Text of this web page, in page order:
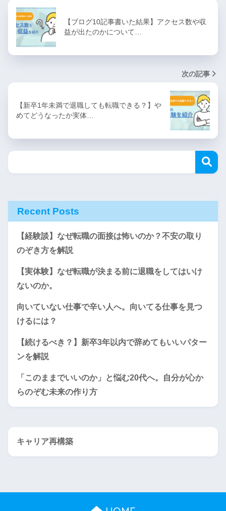
【ブログ10記事書いた結果】アクセス数や収
益が出たのかについて…
次の記事
【新卒1年未満で退職しても転職できる？】や
めてどうなったか実体…
Recent Posts
【経験談】なぜ転職の面接は怖いのか？不安の取り
のぞき方を解説
【実体験】なぜ転職が決まる前に退職をしてはいけ
ないのか。
向いていない仕事で辛い人へ。向いてる仕事を見つ
けるには？
【続けるべき？】新卒3年以内で辞めてもいいパター
ンを解説
「このままでいいのか」と悩む20代へ。自分が心か
らのぞむ未来の作り方
キャリア再構築